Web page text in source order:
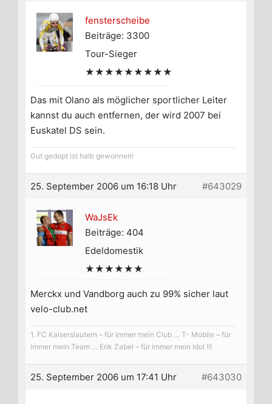
fensterscheibe
Beiträge: 3300
Tour-Sieger
★★★★★★★★★
Das mit Olano als möglicher sportlicher Leiter
kannst du auch entfernen, der wird 2007 bei
Euskatel DS sein.
Gut gedopt ist halb gewonnen!
25. September 2006 um 16:18 Uhr #643029
WaJsEk
Beiträge: 404
Edeldomestik
★★★★★★
Merckx und Vandborg auch zu 99% sicher laut
velo-club.net
1. FC Kaiserslautern – für immer mein Club … T- Mobile – für
immer mein Team … Erik Zabel – für immer mein Idol !!!
25. September 2006 um 17:41 Uhr #643030